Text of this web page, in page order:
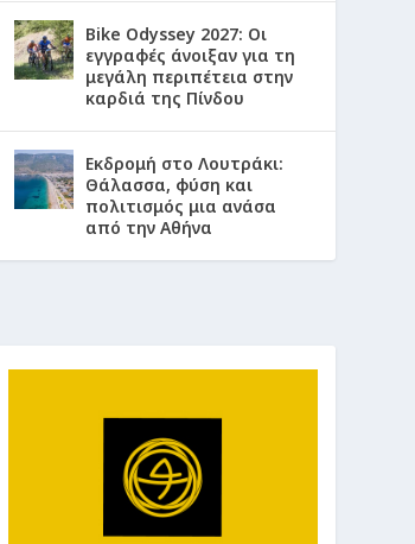
Bike Odyssey 2027: Οι
εγγραφές άνοιξαν για τη
μεγάλη περιπέτεια στην
καρδιά της Πίνδου
Εκδρομή στο Λουτράκι:
Θάλασσα, φύση και
πολιτισμός μια ανάσα
από την Αθήνα